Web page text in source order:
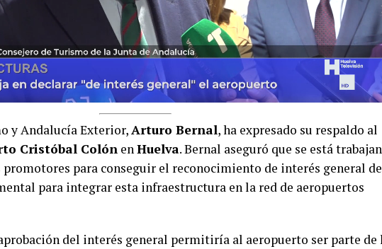
y Andalucía Exterior,Arturo Bernal, ha expresado su respaldo al
Cristóbal Colón enHuelva.Bernal aseguró que se está
para conseguir el reconocimiento de interés general
para integrar esta infraestructura en la red de aeropuertos
del interés general permitiría al aeropuerto ser parte de